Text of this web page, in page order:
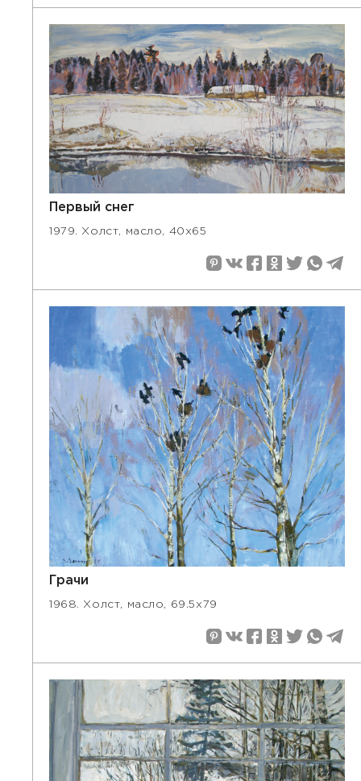
Первый снег
1979. Холст, масло, 40х65
Грачи
1968. Холст, масло, 69.5х79